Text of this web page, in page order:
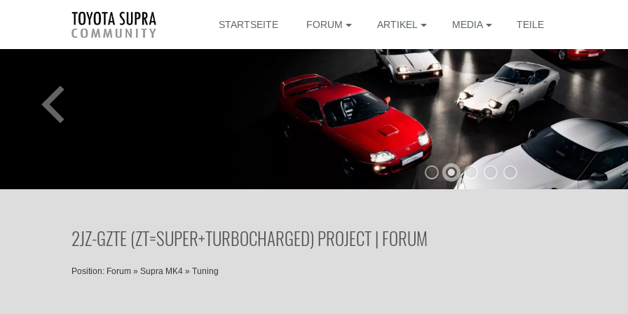
STARTSEITE FORUM ARTIKEL MEDIA TEILE
2JZ-GZTE (ZT=SUPER+TURBOCHARGED) PROJECT | FORUM
Position: Forum » Supra MK4 » Tuning